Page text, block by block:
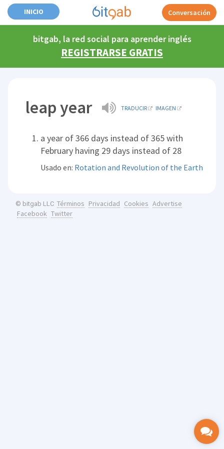
INICIO Conversación
bitgab, la red social para aprender inglés
REGISTRARSE GRATIS
leap year TRADUCIR IMAGEN
a year of 366 days instead of 365 with
February having 29 days instead of 28
Usado en: Rotation and Revolution of the Earth
© bitgab LLC Términos Privacidad Cookies Advertise
Facebook Twitter